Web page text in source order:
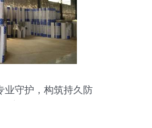
业守护，构筑持久防